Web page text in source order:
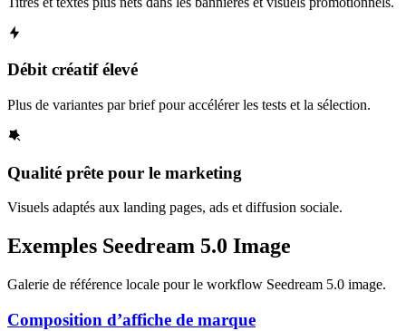
Débit créatif élevé
Plus de variantes par brief pour accélérer les tests et la sélection.
Qualité prête pour le marketing
Visuels adaptés aux landing pages, ads et diffusion sociale.
Exemples Seedream 5.0 Image
Galerie de référence locale pour le workflow Seedream 5.0 image.
Composition d’affiche de marque